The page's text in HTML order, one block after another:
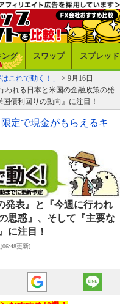
ング スワップ スプレッド
これで動く！」
> 9月16日
われる日本と米国の金融政策の発
債利回りの動向』に注目！
定で現金がもらえるキ
発表』と『今週に行われ
思惑』、そして『主要な
に注目！
更新]